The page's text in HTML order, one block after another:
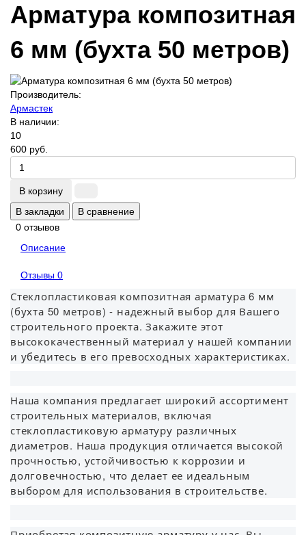
Арматура композитная
6 мм (бухта 50 метров)
Производитель:
Армастек
В наличии:
10
600 руб.
В корзину
В закладки
В сравнение
0 отзывов
Описание
Отзывы 0
Стеклопластиковая композитная арматура 6 мм
(бухта 50 метров) - надежный выбор для Вашего
строительного проекта. Закажите этот
высококачественный материал у нашей компании
и убедитесь в его превосходных характеристиках.
Наша компания предлагает широкий ассортимент
строительных материалов, включая
стеклопластиковую арматуру различных
диаметров. Наша продукция отличается высокой
прочностью, устойчивостью к коррозии и
долговечностью, что делает ее идеальным
выбором для использования в строительстве.